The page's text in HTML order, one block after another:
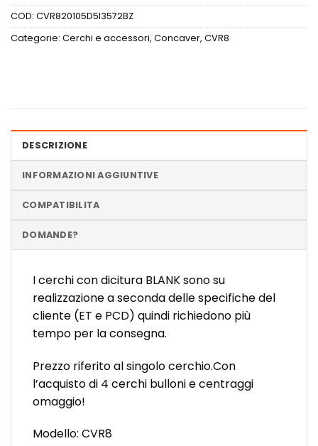
COD: CVR820105D5I3572BZ
Categorie: Cerchi e accessori, Concaver, CVR8
DESCRIZIONE
INFORMAZIONI AGGIUNTIVE
COMPATIBILITA
DOMANDE?
I cerchi con dicitura BLANK sono su
realizzazione a seconda delle specifiche del
cliente (ET e PCD) quindi richiedono più
tempo per la consegna.
Prezzo riferito al singolo cerchio.Con
l’acquisto di 4 cerchi bulloni e centraggi
omaggio!
Modello: CVR8